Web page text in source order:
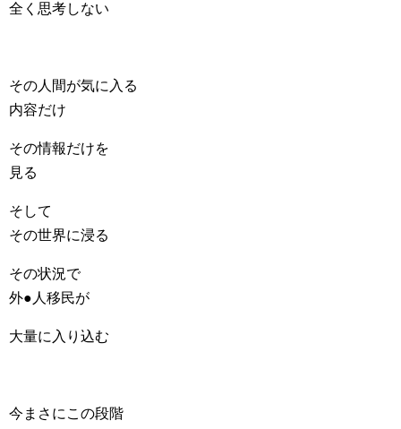
全く思考しない
その人間が気に入る
内容だけ
その情報だけを
見る
そして
その世界に浸る
その状況で
外●人移民が
大量に入り込む
今まさにこの段階